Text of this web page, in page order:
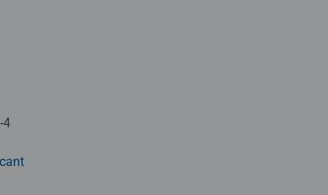
pédagogique des supports : que ce soit dans les livres,
comme par magie ! La collection de livres interactifs
aux questions essentielles des enfants. Les
matériaux issus d’autres sources contrôlées (FSC-
4